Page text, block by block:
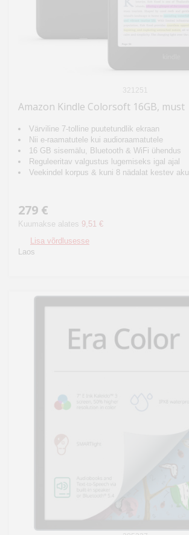
321251
Amazon Kindle Colorsoft 16GB, must
Värviline 7-tolline puutetundlik ekraan
Nii e-raamatutele kui audioraamatutele
16 GB sisemälu, Bluetooth & WiFi ühendus
Reguleeritav valgustus lugemiseks igal ajal
Veekindel korpus & kuni 8 nädalat kestev aku
279 €
Kuumakse alates 9,51 €
Lisa võrdlusesse
Laos